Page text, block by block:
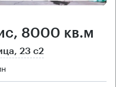
8000 кв.м
23 с2